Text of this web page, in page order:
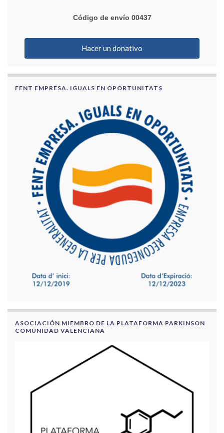
Código de envío 00437
Hacer un donativo
FENT EMPRESA. IGUALS EN OPORTUNITATS
ASOCIACIÓN MIEMBRO DE LA PLATAFORMA PARKINSON
COMUNIDAD VALENCIANA